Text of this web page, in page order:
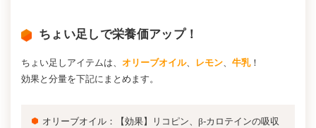
ちょい足しで栄養価アップ！
ちょい足しアイテムは、 オリーブオイル、 レモン、 牛乳！
効果と分量を下記にまとめます。
オリーブオイル：【効果】リコピン、β-カロテインの吸収